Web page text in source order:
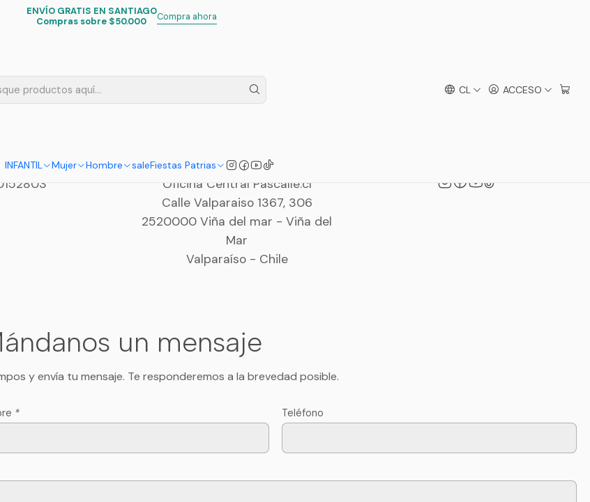
CL ACCESO
INFANTIL Mujer Hombre saleFiestas Patrias
ENVÍO GRATIS EN SANTIAGO
Compras sobre $50.000
Compra ahora
Inicio Contacto
Contáctanos
Oficina Central Pascalle.cl
Calle Valparaiso 1367, 306
2520000 Viña del mar - Viña del
Mar
Valparaíso - Chile
un mensaje
y envía tu mensaje. Te responderemos a la brevedad posible.
* Teléfono